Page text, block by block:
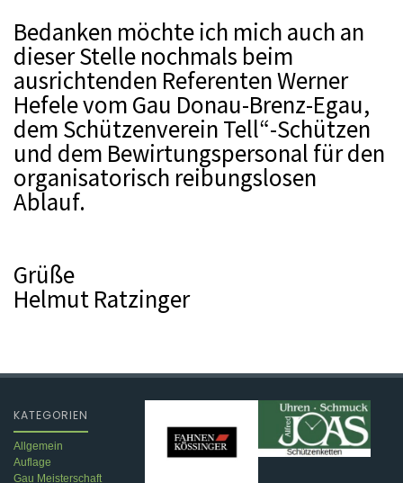
Bedanken möchte ich mich auch an
dieser Stelle nochmals beim
ausrichtenden Referenten Werner
Hefele vom Gau Donau-Brenz-Egau,
dem Schützenverein Tell“-Schützen
und dem Bewirtungspersonal für den
organisatorisch reibungslosen
Ablauf.
Grüße
Helmut Ratzinger
KATEGORIEN
Allgemein
Auflage
Gau Meisterschaft